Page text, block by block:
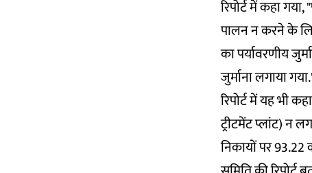
रिपोर्ट में कहा
पालन न करने के
का पर्यावरणीय
जुर्माना लगाया
रिपोर्ट में यह भी
ट्रीटमेंट प्लांट) न
निकायों पर 93.22